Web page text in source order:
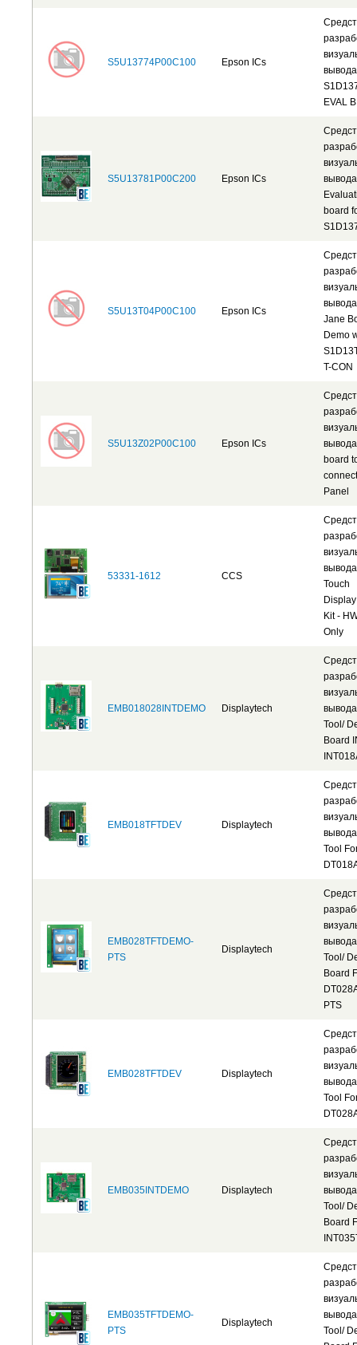
S5U13774P00C100 Epson ICs
вывода
EVAL
S5U13781P00C200 Epson ICs
вывода
board
S5U13T04P00C100 Epson ICs
вывода
Jane
Demo
T-CON
S5U13Z02P00C100 Epson ICs
board
connect
Panel
53331-1612 CCS
Touch
Kit -
Only
EMB018028INTDEMO Displaytech
Tool/
Board
EMB018TFTDEV Displaytech
Tool
EMB028TFTDEMO-
PTS
Displaytech
Tool/
Board
PTS
EMB028TFTDEV Displaytech
Tool
EMB035INTDEMO Displaytech
Tool/
Board
EMB035TFTDEMO-
PTS
Displaytech
Tool/